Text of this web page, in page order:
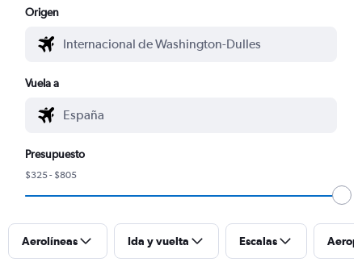
Origen
Vuela a
Presupuesto
$325 - $805
Aerolíneas Ida y vuelta Escalas